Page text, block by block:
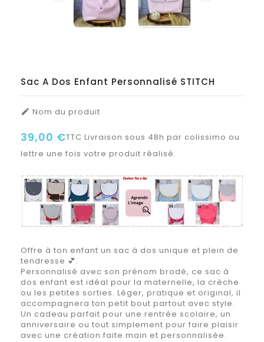
Sac A Dos Enfant Personnalisé STITCH
 Nom du produit
39,00 €TTC Livraison sous 48h par colissimo ou
lettre une fois votre produit réalisé.
Offre à ton enfant un sac à dos unique et plein de
tendresse 💕.
Personnalisé avec son prénom brodé, ce sac à
dos enfant est idéal pour la maternelle, la crèche
ou les petites sorties. Léger, pratique et original, il
accompagnera ton petit bout partout avec style.
Un cadeau parfait pour une rentrée scolaire, un
anniversaire ou tout simplement pour faire plaisir
avec une création faite main et personnalisée.